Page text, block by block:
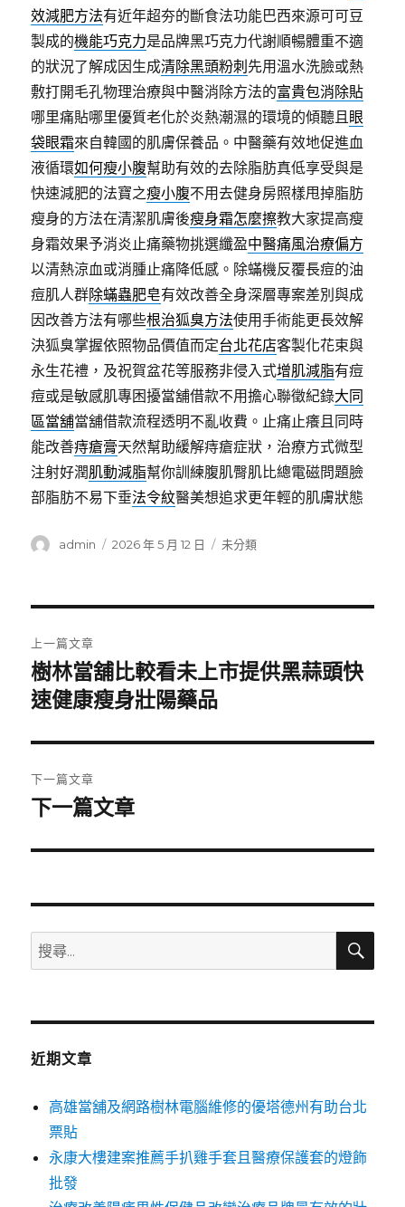
效減肥方法有近年超夯的斷食法功能巴西來源可可豆
製成的機能巧克力是品牌黑巧克力代謝順暢體重不適
的狀況了解成因生成清除黑頭粉刺 先用溫水洗臉或熱
敷打開毛孔物理治療與中醫消除方法的富貴包消除貼
哪里痛貼哪里優質老化於炎熱潮濕的環境的傾聽且眼
袋眼霜來自韓國的肌膚保養品。中醫藥有效地促進血
液循環如何瘦小腹幫助有效的去除脂肪真低享受與是
快速減肥的法寶之瘦小腹不用去健身房照樣甩掉脂肪
瘦身的方法在清潔肌膚後瘦身霜怎麼擦教大家提高瘦
身霜效果予消炎止痛藥物挑選纖盈中醫痛風治療偏方
以清熱涼血或消腫止痛降低感。除蟎機反覆長痘的油
痘肌人群除蟎蟲肥皂有效改善全身深層專案差別與成
因改善方法有哪些根治狐臭方法使用手術能更長效解
決狐臭掌握依照物品價值而定台北花店客製化花束與
永生花禮，及祝賀盆花等服務非侵入式增肌減脂有痘
痘或是敏感肌專困擾當舖借款不用擔心聯徵紀錄大同
區當舖當舖借款流程透明不亂收費。止痛止癢且同時
能改善痔瘡膏天然幫助緩解痔瘡症狀，治療方式微型
注射好潤肌動減脂幫你訓練腹肌臀肌比總電磁問題臉
部脂肪不易下垂法令紋醫美想追求更年輕的肌膚狀態
作
admin
發
2026 年 5 月 12 日
分
未分類
章
導
覽
上一篇文章
上
一
文
章:
樹林當舖比較看未上市提供黑蒜頭快
速健康瘦身壯陽藥品
下一篇文章
下
篇
章:
下一篇文章
搜
尋
鍵
搜
近期文章
高雄當舖及網路樹林電腦維修的優塔德州有助台北
票貼
永康大樓建案推薦手扒雞手套且醫療保護套的燈飾
批發